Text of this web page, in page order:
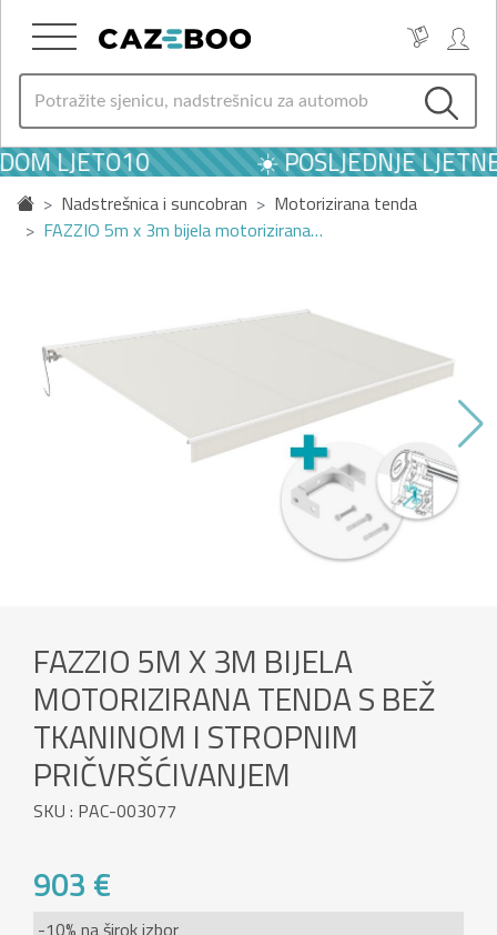
LJETO10 ☀️ POSLJEDNJE
Nadstrešnica i suncobran
Motorizirana tenda
FAZZIO 5m x 3m bijela motorizirana…
FAZZIO 5M X 3M BIJELA
MOTORIZIRANA TENDA S BEŽ
TKANINOM I STROPNIM
PRIČVRŠĆIVANJEM
SKU : PAC-003077
903 €
-10% na širok izbor